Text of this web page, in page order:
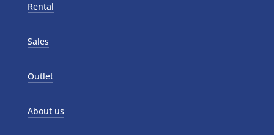
Rental
Sales
Outlet
About us